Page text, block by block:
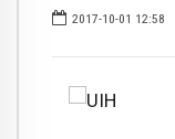
2017-10-01 12:58